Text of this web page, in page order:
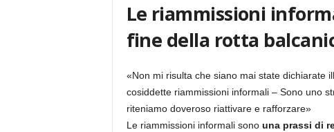
Le riammissioni
fine della rotta
«Non mi risulta che siano mai state dichiarate
cosiddette riammissioni informali – Sono uno
riteniamo doveroso riattivare e rafforzare»
Le riammissioni informali sono una prassi di